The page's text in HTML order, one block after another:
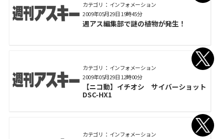
カテゴリ： インフォメーション
週アス編集部で謎の植物が発生！
2009年05月29日 19時45分
カテゴリ： インフォメーション
【ニコ動】イチオシ サイバーショット
DSC-HX1
2009年05月29日 12時00分
カテゴリ： インフォメーション